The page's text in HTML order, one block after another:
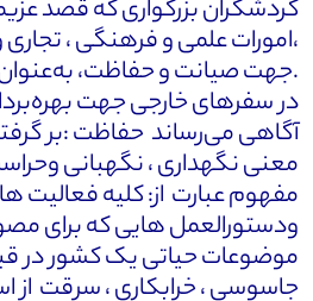
گردشگران بزرگواری که قصد
،امورات علمی و فرهنگی ، تجاری
.جهت صیانت و حفاظت،
در سفرهای خارجی جهت
آگاهی می‌رساند حفاظت :بر
معنی نگهداری ، نگهبانی
مفهوم عبارت از: کلیه فعالیت
ودستورالعمل هایی که برای
موضوعات حیاتی یک کشور در
جاسوسی ، خرابکاری ، سرقت از